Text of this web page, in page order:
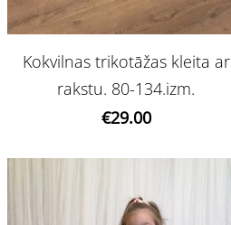
Kokvilnas trikotāžas kleita ar
rakstu. 80-134.izm.
€29.00